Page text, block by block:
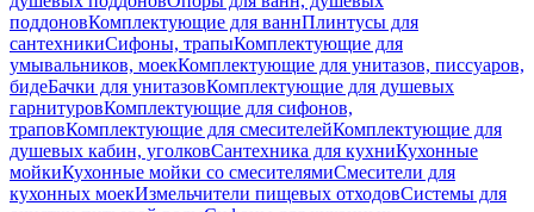
поддоновКомплектующие для ваннПлинтусы для
сантехникиСифоны, трапыКомплектующие для
умывальников, моекКомплектующие для унитазов, писсуаров,
бидеБачки для унитазовКомплектующие для душевых
гарнитуровКомплектующие для сифонов,
траповКомплектующие для смесителейКомплектующие для
душевых кабин, уголковСантехника для кухниКухонные
мойкиКухонные мойки со смесителямиСмесители для
кухонных моекИзмельчители пищевых отходовСистемы для